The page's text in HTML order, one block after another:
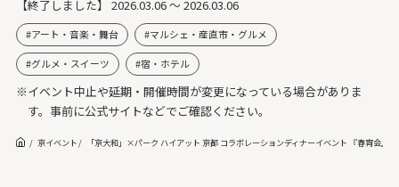
【終了しました】 2026.03.06 ～ 2026.03.06
アート・音楽・舞台 マルシェ・産直市・グルメ
グルメ・スイーツ 宿・ホテル
※イベント中止や延期・開催時間が変更になっている場合がありま
す。事前に公式サイトなどでご確認ください。
京イベント 「京大和」×パーク ハイアット 京都 コラボレーションディナーイベント 『春宵会』